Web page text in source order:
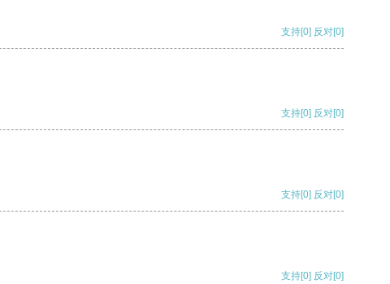
支持[0] 反对[0]
支持[0] 反对[0]
支持[0] 反对[0]
支持[0] 反对[0]